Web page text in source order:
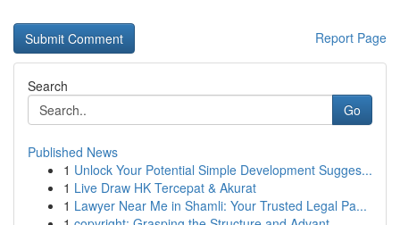
Report Page
Search
Go
Published News
1 Unlock Your Potential Simple Development Sugges...
1 Live Draw HK Tercepat & Akurat
1 Lawyer Near Me in Shamli: Your Trusted Legal Pa...